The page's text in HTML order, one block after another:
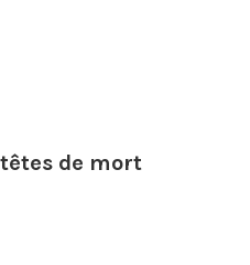
de mort